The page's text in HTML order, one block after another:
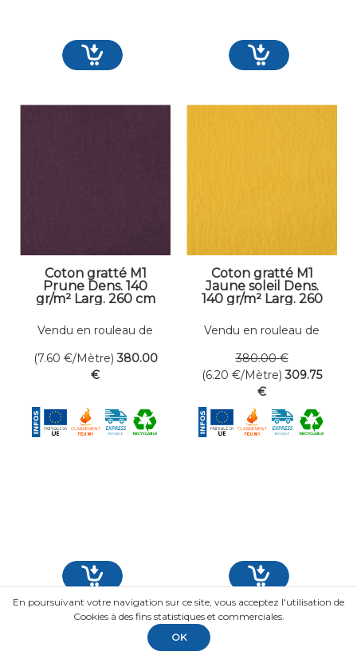
Coton gratté M1
Prune Dens. 140
gr/m² Larg. 260 cm
Vendu en rouleau de
(7.60 €/Mètre) 380.00
€
Coton gratté M1
Jaune soleil Dens.
140 gr/m² Larg. 260
Vendu en rouleau de
380.00 €
(6.20 €/Mètre) 309.75
€
En poursuivant votre navigation sur ce site, vous acceptez l'utilisation de
Cookies à des fins statistiques et commerciales.
OK